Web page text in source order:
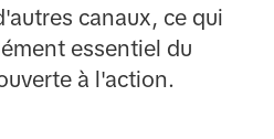
canaux, ce qui
essentiel du
à l'action.